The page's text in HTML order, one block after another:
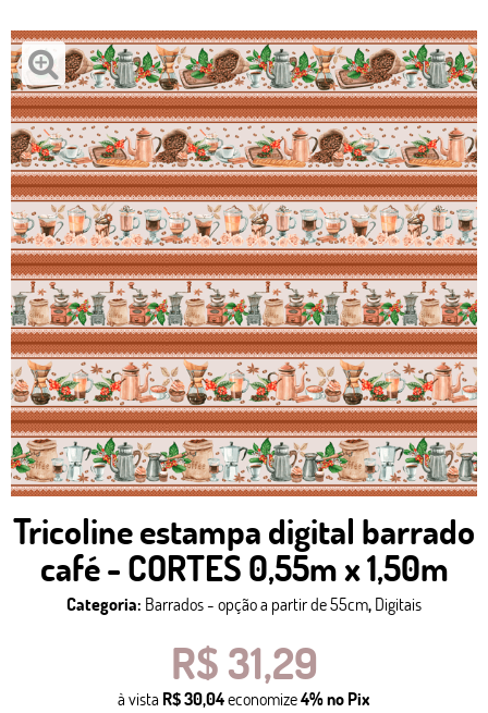
Tricoline estampa digital barrado
café - CORTES 0,55m x 1,50m
Categoria: Barrados - opção a partir de 55cm, Digitais
R$ 31,29
à vista R$ 30,04economize4%no Pix